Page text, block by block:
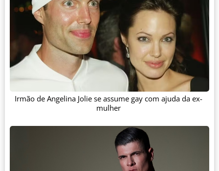
Irmão de Angelina Jolie se assume gay com ajuda da ex-
mulher